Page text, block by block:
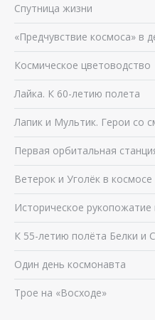
Спутница жизни
«Предчувствие космоса» в
Космическое цветоводство
Лайка. К 60-летию полета
Лапик и Мультик. Герои со
Первая орбитальная
Ветерок и Уголёк в космосе
Историческое рукопожатие
К 55-летию полёта Белки и
Один день космонавта
Трое на «Восходе»